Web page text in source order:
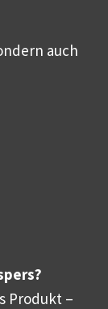
auch
Produkt –